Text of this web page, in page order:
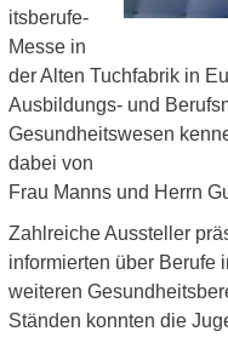
itsberufe-
Messe in
der Alten Tuchfabrik in
Ausbildungs- und
Gesundheitswesen
dabei von
Frau Manns und Herrn
Zahlreiche Aussteller
informierten über Berufe
weiteren
Ständen konnten die